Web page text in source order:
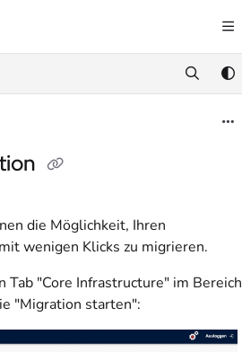
https://docs.awesome.cloud/llms.txt
die Möglichkeit, Ihren
wenigen Klicks zu migrieren.
Tab "Core Infrastructure" im Bereich
"Migration starten":